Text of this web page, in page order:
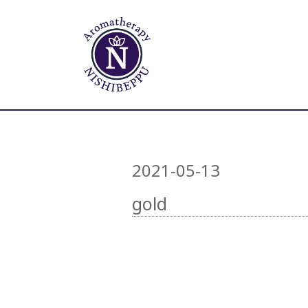
2021-05-13
gold